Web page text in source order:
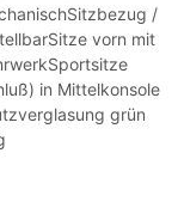
/
vorn mit
in Mittelkonsole
grün